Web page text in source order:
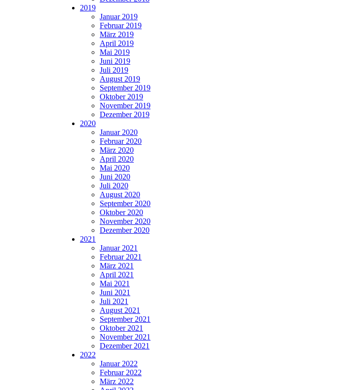
2019
Januar 2019
Februar 2019
März 2019
April 2019
Mai 2019
Juni 2019
Juli 2019
August 2019
September 2019
Oktober 2019
November 2019
Dezember 2019
2020
Januar 2020
Februar 2020
März 2020
April 2020
Mai 2020
Juni 2020
Juli 2020
August 2020
September 2020
Oktober 2020
November 2020
Dezember 2020
2021
Januar 2021
Februar 2021
März 2021
April 2021
Mai 2021
Juni 2021
Juli 2021
August 2021
September 2021
Oktober 2021
November 2021
Dezember 2021
2022
Januar 2022
Februar 2022
März 2022